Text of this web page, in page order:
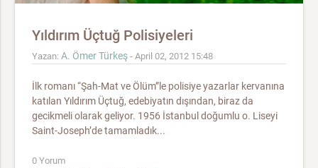
Yıldırım Üçtuğ Polisiyeleri
Yazan: A. Ömer Türkeş - April 02, 2012 15:48
İlk romanı “Şah-Mat ve Ölüm”le polisiye yazarlar kervanına
katılan Yıldırım Üçtuğ, edebiyatın dışından, biraz da
gecikmeli olarak geliyor. 1956 İstanbul doğumlu o. Liseyi
Saint-Joseph’de tamamladık...
0 Yorum